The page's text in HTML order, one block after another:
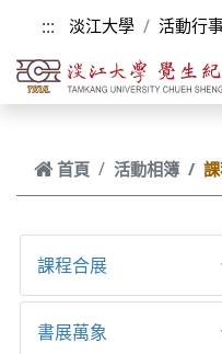
跳到主要內容
::: 淡江大學 活動行
首頁 活動相簿
課程合展
書展萬象